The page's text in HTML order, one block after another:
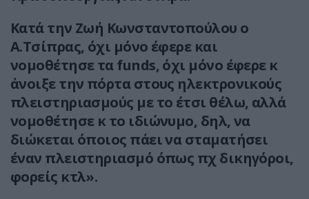
Κατά την Ζωή Κωνσταντοπούλου ο
Α.Τσίπρας, όχι μόνο έφερε και
νομοθέτησε τα funds, όχι μόνο έφερε κ
άνοιξε την πόρτα στους ηλεκτρονικούς
πλειστηριασμούς με το έτσι θέλω, αλλά
νομοθέτησε κ το ιδιώνυμο, δηλ, να
διώκεται όποιος πάει να σταματήσει
έναν πλειστηριασμό όπως πχ δικηγόροι,
φορείς κτλ».